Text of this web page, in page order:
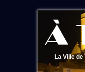
La Ville